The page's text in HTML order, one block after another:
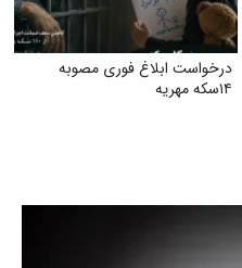
درخواست ابلاغ فوری مصوبه
۱۴سکه مهریه